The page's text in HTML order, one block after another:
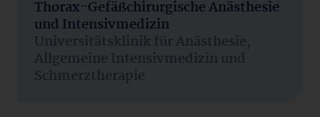
Thorax-Gefäßchirurgische Anästhesie
und Intensivmedizin
Universitätsklinik für Anästhesie,
Allgemeine Intensivmedizin und
Schmerztherapie